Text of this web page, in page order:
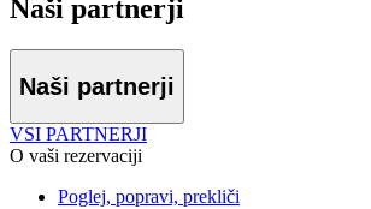
Naši partnerji
Naši partnerji
VSI PARTNERJI
O vaši rezervaciji
Poglej, popravi, prekliči